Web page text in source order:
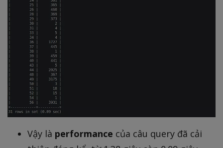
Vậy là performance của câu query đã cải